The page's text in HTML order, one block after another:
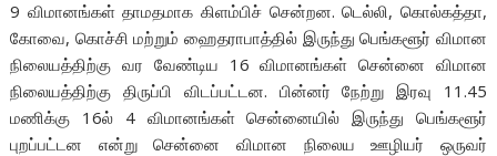
9 விமானங்கள் தாமதமாக கிளம்பிச் சென்றன. டெல்லி, கொல்கத்தா,
கோவை, கொச்சி மற்றும் ஹைதராபாத்தில் இருந்து பெங்களூர் விமான
நிலையத்திற்கு வர வேண்டிய 16 விமானங்கள் சென்னை விமான
நிலையத்திற்கு திருப்பி விடப்பட்டன. பின்னர் நேற்று இரவு 11.45
மணிக்கு 16ல் 4 விமானங்கள் சென்னையில் இருந்து பெங்களூர்
புறப்பட்டன என்று சென்னை விமான நிலைய ஊழியர் ஒருவர்